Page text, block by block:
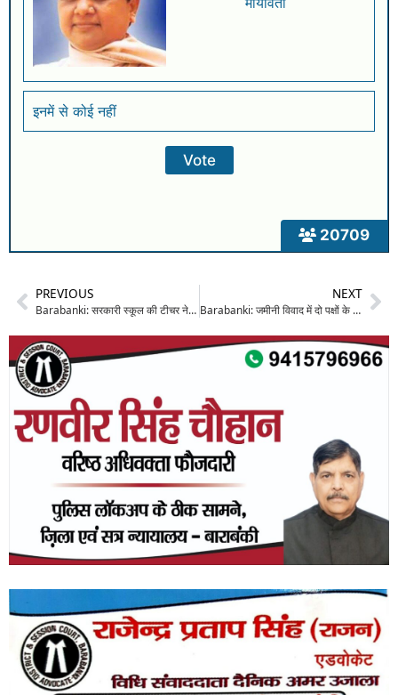
20709
इनमें से कोई नहीं
PREVIOUS
Barabanki: सरकारी स्कूल की टीचर ने संदिग्ध हालात में लगाई फांसी, प्रिंसिपल ऑफिस में लटका मिला शव, परिजनों ने लगाए गंभीर आरोप
NEXT
Barabanki: जमीनी विवाद में दो पक्षों के बीच खूनी संघर्ष, लाठी-डंडों से मारपीट में आधा दर्जन के फूटे सिर